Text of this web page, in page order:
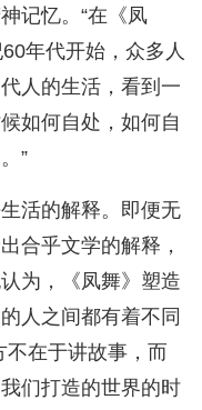
记忆。“在《凤
年代开始，众多人
人的生活，看到一
如何自处，如何自
”
活的解释。即便无
合乎文学的解释，
为，《凤舞》塑造
人之间都有着不同
不在于讲故事，而
们打造的世界的时